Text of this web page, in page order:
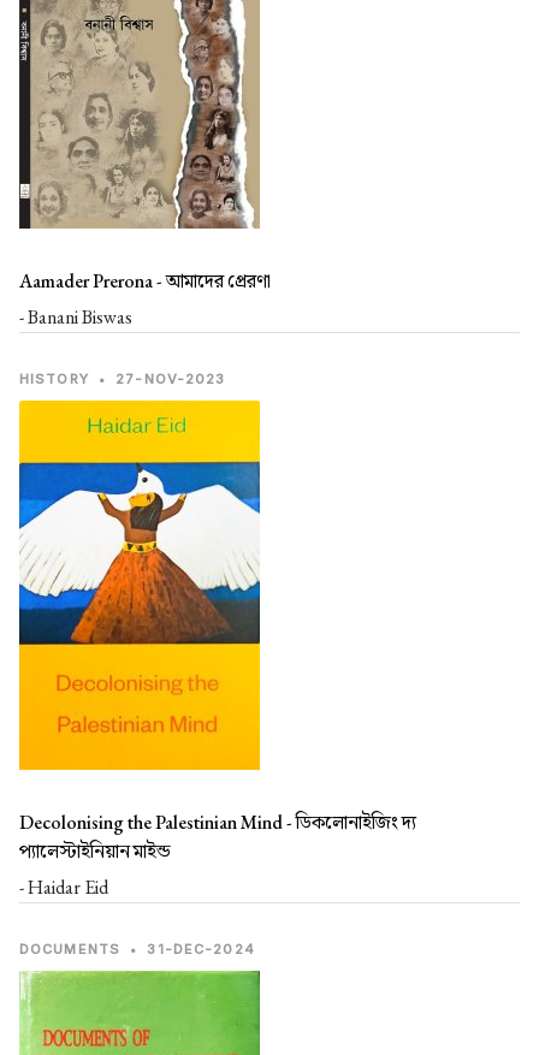
Aamader Prerona -আমাদের প্রেরণা
- Banani Biswas
HISTORY • 27-NOV-2023
Decolonising the Palestinian Mind -ডিকলোনাইজিং দ্য
প্যালেস্টাইনিয়ান মাইন্ড
- Haidar Eid
DOCUMENTS • 31-DEC-2024